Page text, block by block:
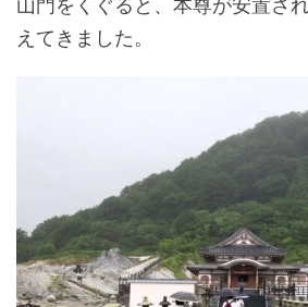
山門をくぐると、本尊が安置さ
えてきました。